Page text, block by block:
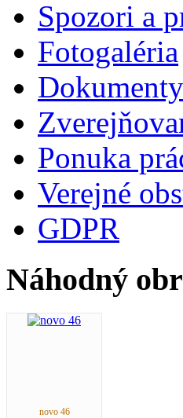
Spozori a
Fotogaléria
Ponuka
Verejné
GDPR
Náhodný
novo 46